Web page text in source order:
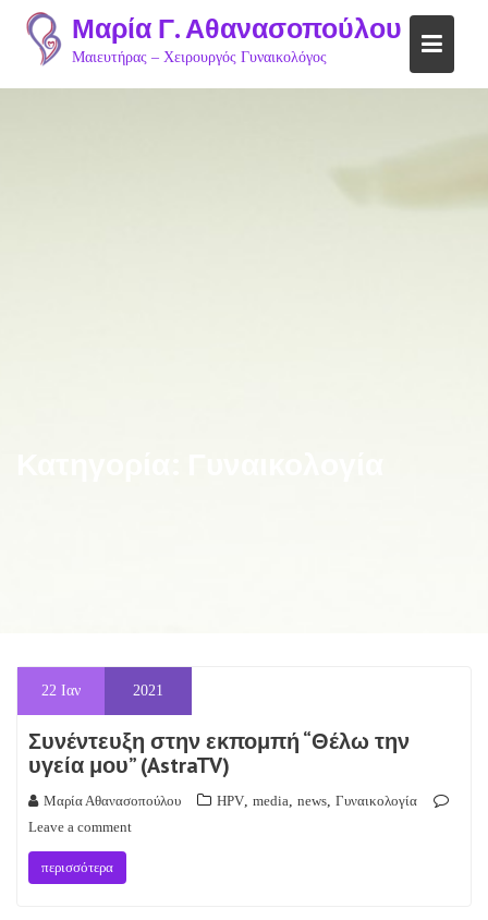
content
Μαρία Γ. Αθανασοπούλου
Μαιευτήρας – Χειρουργός Γυναικολόγος
22 Ιαν 2021
Συνέντευξη στην εκπομπή “Θέλω την
υγεία μου” (AstraTV)
Μαρία Αθανασοπούλου HPV, media, news, Γυναικολογία
Leave a comment
περισσότερα